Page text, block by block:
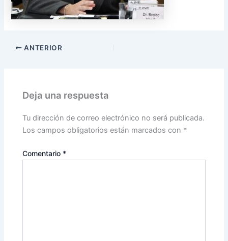
ANTERIOR
Deja una respuesta
Tu dirección de correo electrónico no será publicada.
Los campos obligatorios están marcados con *
Comentario *